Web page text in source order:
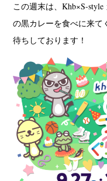
この週末は、Khb×S-
の黒カレーを食べに来て
待ちしております！